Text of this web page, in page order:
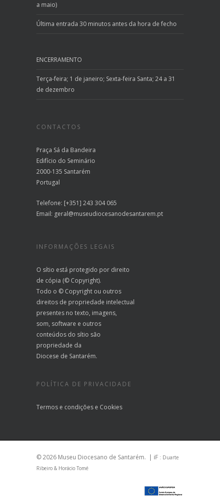
a maio)
Última entrada 30 minutos antes da hora de fecho
ENCERRAMENTO
Terça-feira; 1 de janeiro; Sexta-feira Santa; 24 a 31
de dezembro
CONTACTOS
Praça Sá da Bandeira
Edifício do Seminário
2000-135 Santarém
Portugal
Telefone: [+351] 243 304 065
Email: geral@museudiocesanodesantarem.pt
INFORMAÇÕES LEGAIS
O sítio está protegido por direito
de cópia (© Copyright).
Todo o © Copyright ou outros
direitos de propriedade intelectual
presentes no texto, imagens,
som, software e outros
conteúdos do sítio são
propriedade da
Diocese de Santarém.
POLÍTICA DE PRIVACIDADE
Termos e condições e Cookies
© 2026 Museu Diocesano de Santarém. | iF : Duarte
Ribeiro & Horácio Tomé